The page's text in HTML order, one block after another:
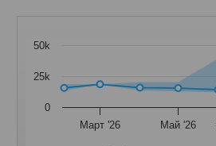
Март '26 Май '26
0
25k
50k